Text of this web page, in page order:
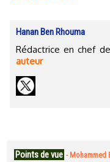
Hanan Ben Rhouma
Rédactrice en chef
auteur
Points de vue - Mohammed